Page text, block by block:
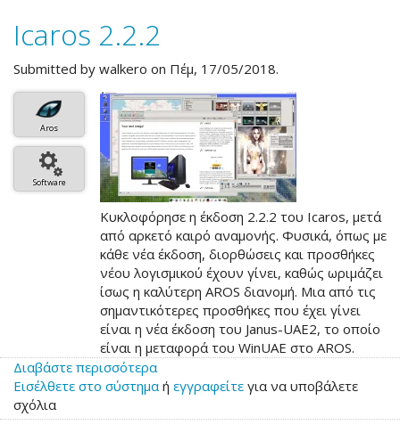
Icaros 2.2.2
Submitted by walkero on Πέμ, 17/05/2018.
Aros
Software
Κυκλοφόρησε η έκδοση 2.2.2 του Icaros, μετά
από αρκετό καιρό αναμονής. Φυσικά, όπως με
κάθε νέα έκδοση, διορθώσεις και προσθήκες
νέου λογισμικού έχουν γίνει, καθώς ωριμάζει
ίσως η καλύτερη AROS διανομή. Μια από τις
σημαντικότερες προσθήκες που έχει γίνει
είναι η νέα έκδοση του Janus-UAE2, το οποίο
είναι η μεταφορά του WinUAE στο AROS.
Διαβάστε περισσότερα
το
2.2.2
Εισέλθετε στο σύστημα ή εγγραφείτε για να υποβάλετε
σχόλια